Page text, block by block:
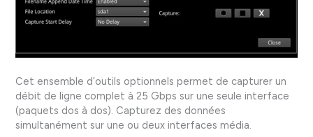
Cet ensemble d’outils optionnels permet de capturer un
débit de ligne complet à 25 Gbps sur une seule interface
(paquets dos à dos). Capturez des données
simultanément sur une ou deux interfaces média.